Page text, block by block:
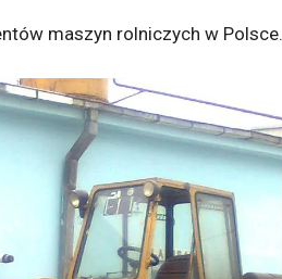
maszyn rolniczych w Polsce.